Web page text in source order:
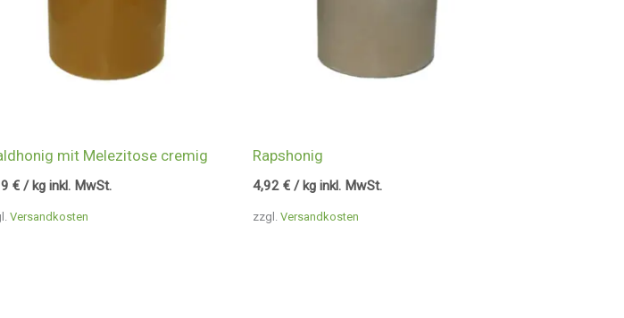
Versandkosten
mit Melezitose cremig
€ / kg inkl. MwSt.
zzgl. Versandkosten
Rapshonig
4,92 € / kg inkl. MwSt.